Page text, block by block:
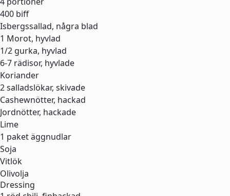
400 biff
Isbergssallad, några blad
1 Morot, hyvlad
1/2 gurka, hyvlad
6-7 rädisor, hyvlade
Koriander
2salladslökar, skivade
Cashewnötter, hackad
Jordnötter, hackade
Lime
1 paketäggnudlar
Soja
Vitlök
Olivolja
Dressing